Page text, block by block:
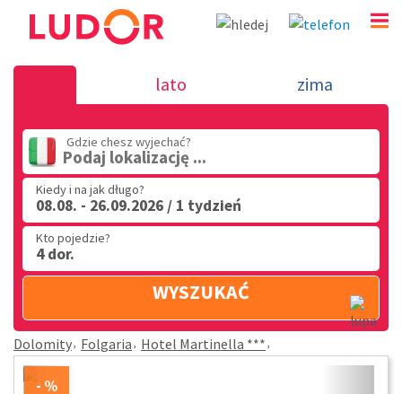
Hotel Martinella *** - Folgaria -
(32) 720 60 56
lato zima
Gdzie chesz wyjechać?
Podaj lokalizację ...
Kiedy i na jak długo?
08.08. - 26.09.2026 / 1 tydzień
Kto pojedzie?
4 dor.
WYSZUKAĆ
Dolomity Folgaria Hotel Martinella ***